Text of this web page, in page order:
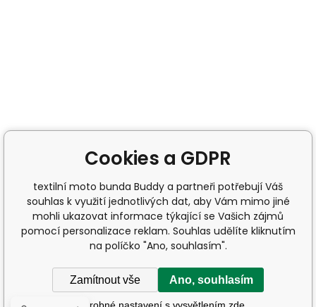
Cookies a GDPR
textilní moto bunda Buddy a partneři potřebují Váš
souhlas k využití jednotlivých dat, aby Vám mimo jiné
mohli ukazovat informace týkající se Vašich zájmů
pomocí personalizace reklam. Souhlas udělíte kliknutím
na políčko "Ano, souhlasím".
Zamítnout vše Ano, souhlasím
Podrobné nastavení s vysvětlením zde